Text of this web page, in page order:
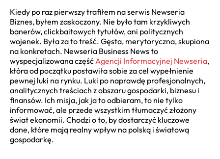
Kiedy po raz pierwszy trafiłem na serwis Newseria
Biznes, byłem zaskoczony. Nie było tam krzykliwych
banerów, clickbaitowych tytułów, ani politycznych
wojenek. Była za to treść. Gęsta, merytoryczna, skupiona
na konkretach. Newseria Business News to
wyspecjalizowana część Agencji Informacyjnej Newseria,
która od początku postawiła sobie za cel wypełnienie
pewnej luki na rynku. Luki po naprawdę profesjonalnych,
analitycznych treściach z obszaru gospodarki, biznesu i
finansów. Ich misja, jak ja to odbieram, to nie tylko
informować, ale przede wszystkim tłumaczyć złożony
świat ekonomii. Chodzi o to, by dostarczyć kluczowe
dane, które mają realny wpływ na polską i światową
gospodarkę.